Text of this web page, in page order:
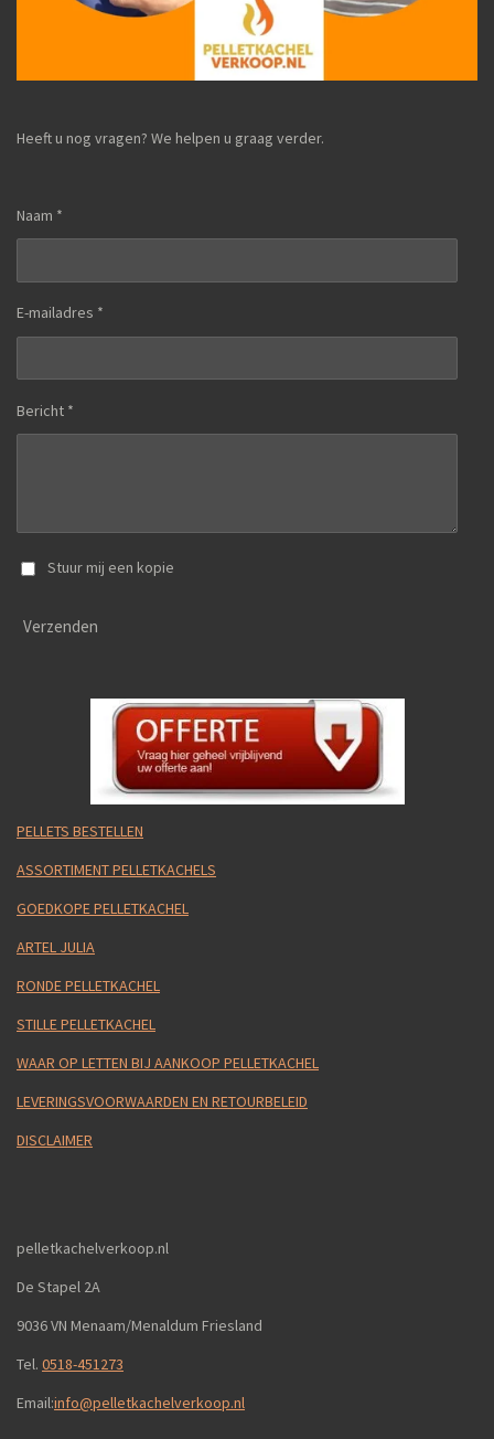
Heeft u nog vragen? We helpen u graag verder.
Naam *
E-mailadres *
Bericht *
Stuur mij een kopie
Verzenden
PELLETS BESTELLEN
ASSORTIMENT PELLETKACHELS
GOEDKOPE PELLETKACHEL
ARTEL JULIA
RONDE PELLETKACHEL
STILLE PELLETKACHEL
WAAR OP LETTEN BIJ AANKOOP PELLETKACHEL
LEVERINGSVOORWAARDEN EN RETOURBELEID
DISCLAIMER
pelletkachelverkoop.nl
De Stapel 2A
9036 VN Menaam/Menaldum Friesland
Tel. 0518-451273
Email:info@pelletkachelverkoop.nl